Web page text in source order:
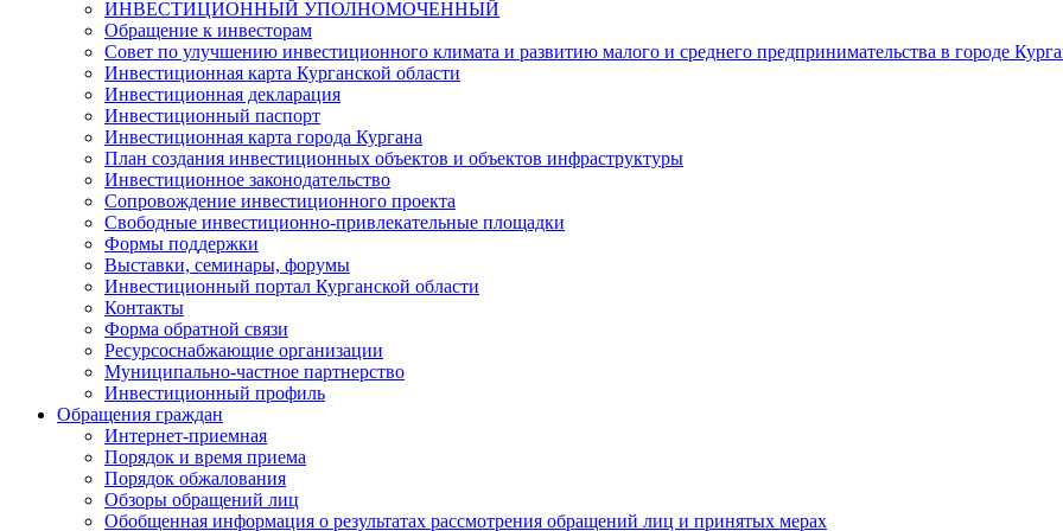
ИНВЕСТИЦИОННЫЙ УПОЛНОМОЧЕННЫЙ
Обращение к инвесторам
Совет по улучшению инвестиционного климата и развитию малого и среднего предпринимательства в городе
Инвестиционная карта Курганской области
Инвестиционная декларация
Инвестиционный паспорт
Инвестиционная карта города Кургана
План создания инвестиционных объектов и объектов инфраструктуры
Инвестиционное законодательство
Сопровождение инвестиционного проекта
Свободные инвестиционно-привлекательные площадки
Формы поддержки
Выставки, семинары, форумы
Инвестиционный портал Курганской области
Контакты
Форма обратной связи
Ресурсоснабжающие организации
Муниципально-частное партнерство
Инвестиционный профиль
Обращения граждан
Интернет-приемная
Порядок и время приема
Порядок обжалования
Обзоры обращений лиц
Обобщенная информация о результатах рассмотрения обращений лиц и принятых мерах